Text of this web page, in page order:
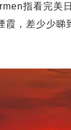
指看完美
霞，差少少睇